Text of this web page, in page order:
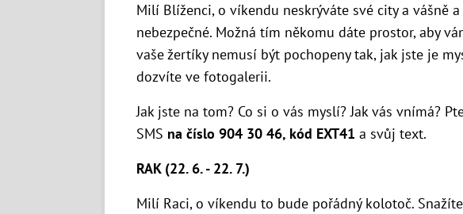
Milí Blíženci, o víkendu neskrýváte své city a vášně
nebezpečné. Možná tím někomu dáte prostor, aby
vaše žertíky nemusí být pochopeny tak, jak jste je
dozvíte ve fotogalerii.
Jak jste na tom? Co si o vás myslí? Jak vás vnímá?
SMS na číslo 904 30 46, kód EXT41 a svůj text.
RAK (22. 6. - 22. 7.)
Milí Raci, o víkendu to bude pořádný kolotoč.